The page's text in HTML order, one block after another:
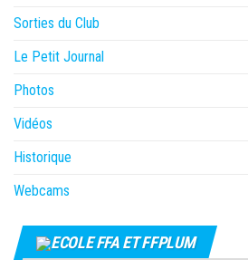
Sorties du Club
Le Petit Journal
Photos
Vidéos
Historique
Webcams
ECOLE FFA ET FFPLUM